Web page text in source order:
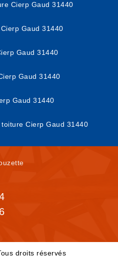
Cierp Gaud 31440
Gaud 31440
Gaud 31440
Gaud 31440
Gaud 31440
Cierp Gaud 31440
droits réservés